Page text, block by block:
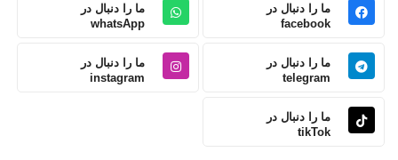
ما را دنبال در
facebook
ما را دنبال در
whatsApp
ما را دنبال در
telegram
ما را دنبال در
instagram
ما را دنبال در
tikTok